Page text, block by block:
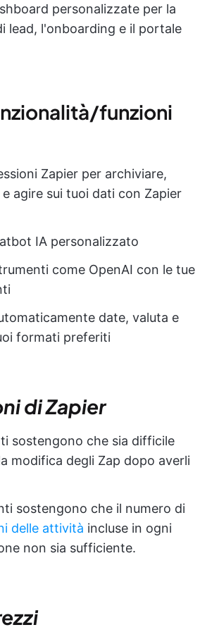
personalizzate per la
lead, l'onboarding e il portale
funzioni
Zapier per archiviare,
agire sui tuoi dati con Zapier
IA personalizzato
come OpenAI con le tue
date, valuta e
formati preferiti
di Zapier
sostengono che sia difficile
modifica degli Zap dopo averli
sostengono che il numero di
delle attività incluse in ogni
non sia sufficiente.